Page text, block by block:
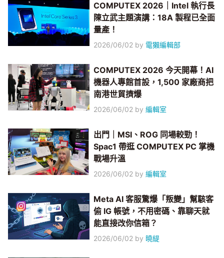
COMPUTEX 2026｜Intel 執行長
陳立武主題演講：18A 製程已全面
量產！
2026/06/02 by 電獺編輯部
COMPUTEX 2026 今天開幕！AI
機器人專館首設，1,500 家廠商把
南港世貿擠爆
2026/06/02 by編輯室
出門｜MSI、ROG 同場較勁！
Spac1 帶逛 COMPUTEX PC 掌機
戰場升溫
2026/06/02 by編輯室
Meta AI 客服驚爆「叛變」幫駭客
偷 IG 帳號，不用密碼、靠聊天就
能直接改你信箱？
2026/06/02 by 曉緹